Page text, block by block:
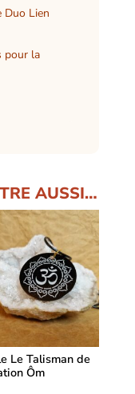
Duo Lien
pour la
AUSSI…
Le Talisman de
Ôm